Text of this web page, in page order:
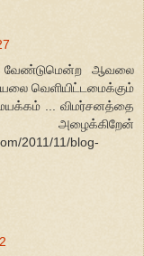
வேண்டுமென்ற ஆவலை
வெளியிட்டமைக்கும்
... விமர்சனத்தை
2011/11/blog-